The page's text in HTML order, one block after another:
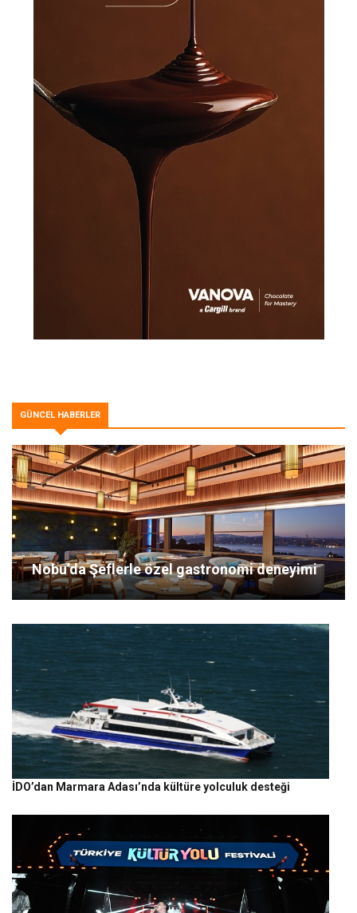
GÜNCEL HABERLER
Nobu’da Şeflerle özel gastronomi deneyimi
İDO’dan Marmara Adası’nda kültüre yolculuk desteği